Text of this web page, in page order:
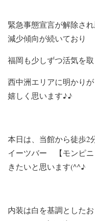
緊急事態宣言が解除さ
減少傾向が続いており
福岡も少しずつ活気を
西中洲エリアに明かり
嬉しく思います♪♪
本日は、当館から徒歩2
イーツバー 【モンピニ
きたいと思います(^^♪
内装は白を基調とした